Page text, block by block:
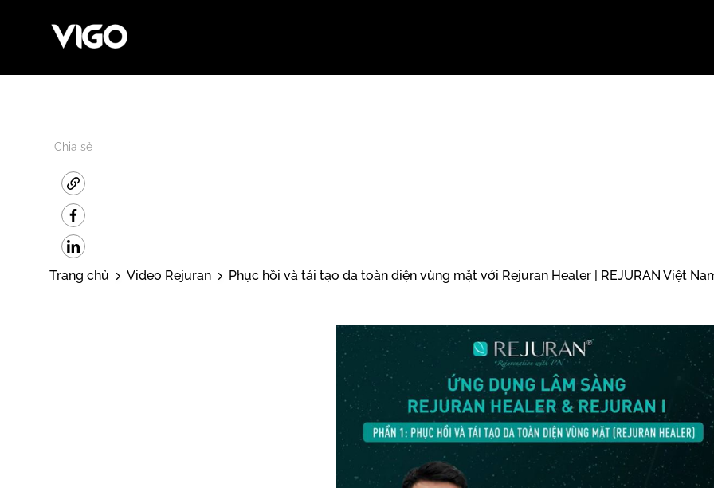
Chia sẻ
Trang chủ Video Rejuran Phục hồi và tái tạo da toàn diện vùng mặt với Rejuran Healer | REJURAN Việt